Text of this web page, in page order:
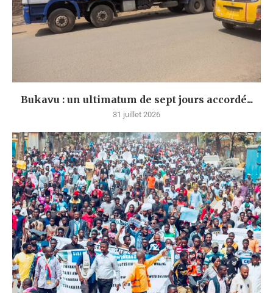
Bukavu : un ultimatum de sept jours accordé...
31 juillet 2026